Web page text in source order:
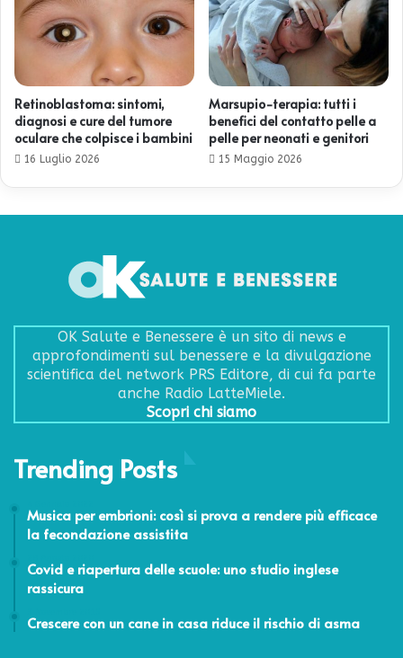
Retinoblastoma: sintomi,
diagnosi e cure del tumore
oculare che colpisce i bambini
16 Luglio 2026
Marsupio-terapia: tutti i
benefici del contatto pelle a
pelle per neonati e genitori
15 Maggio 2026
OK Salute e Benessere è un sito di news e
approfondimenti sul benessere e la divulgazione
scientifica del network PRS Editore, di cui fa parte
anche Radio LatteMiele.
Scopri chi siamo
Trending Posts
Musica per embrioni: così si prova a rendere più efficace
la fecondazione assistita
Covid e riapertura delle scuole: uno studio inglese
rassicura
Crescere con un cane in casa riduce il rischio di asma